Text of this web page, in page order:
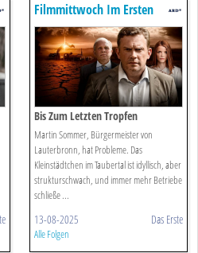
Filmmittwoch Im Ersten
Bis Zum Letzten Tropfen
Martin Sommer, Bürgermeister von
Lauterbronn, hat Probleme. Das
Kleinstädtchen im Taubertal ist idyllisch, aber
strukturschwach, und immer mehr Betriebe
schließe ...
13-08-2025 Das Erste
Alle Folgen